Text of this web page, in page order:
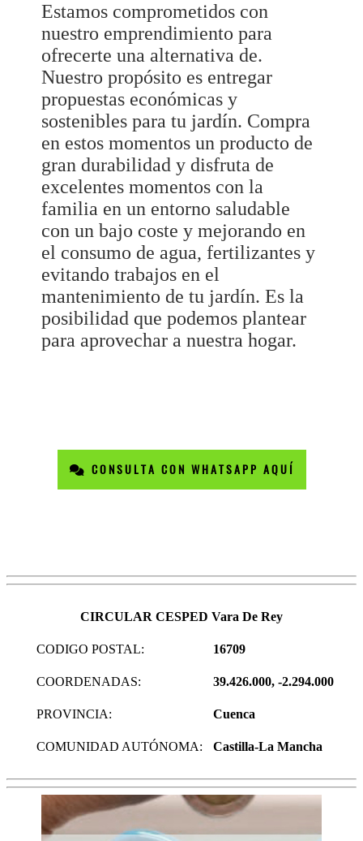
Estamos comprometidos con
nuestro emprendimiento para
ofrecerte una alternativa de.
Nuestro propósito es entregar
propuestas económicas y
sostenibles para tu jardín. Compra
en estos momentos un producto de
gran durabilidad y disfruta de
excelentes momentos con la
familia en un entorno saludable
con un bajo coste y mejorando en
el consumo de agua, fertilizantes y
evitando trabajos en el
mantenimiento de tu jardín. Es la
posibilidad que podemos plantear
para aprovechar a nuestra hogar.
CONSULTA CON WHATSAPP AQUÍ
CIRCULAR CESPED Vara De Rey
CODIGO POSTAL: 16709
COORDENADAS: 39.426.000, -2.294.000
PROVINCIA: Cuenca
COMUNIDAD AUTÓNOMA: Castilla-La Mancha